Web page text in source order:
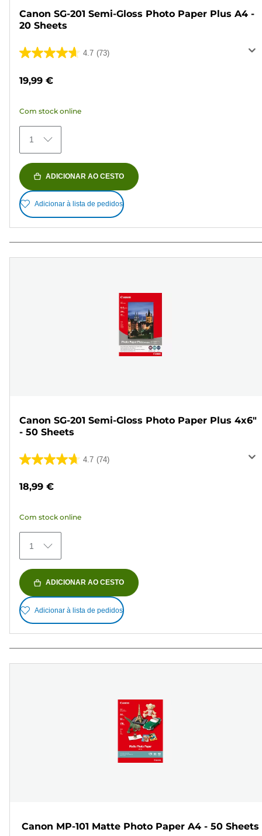
Canon SG-201 Semi-Gloss Photo Paper Plus A4 -
20 Sheets
4.7 (73)
4.7
5
73
análises
19,99 €
Com stock online
1
ADICIONAR AO CESTO
Adicionar à lista de pedidos
Canon SG-201 Semi-Gloss Photo Paper Plus 4x6"
- 50 Sheets
4.7 (74)
4.7
74
análises
18,99 €
Com stock online
1
ADICIONAR AO CESTO
Adicionar à lista de pedidos
Canon MP-101 Matte Photo Paper A4 - 50 Sheets